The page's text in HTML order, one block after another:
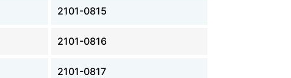
2101-0815
2101-0816
2101-0817